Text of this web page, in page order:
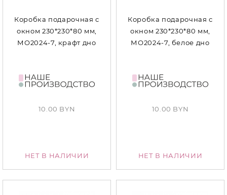
Коробка подарочная с
окном 230*230*80 мм,
МО2024-7, крафт дно
10.00 BYN
НЕТ В НАЛИЧИИ
Коробка подарочная с
окном 230*230*80 мм,
МО2024-7, белое дно
10.00 BYN
НЕТ В НАЛИЧИИ